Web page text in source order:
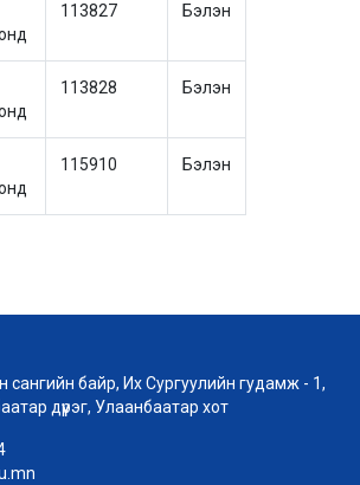
113827 Бэлэн
113828 Бэлэн
115910 Бэлэн
байр, Их Сургуулийн гудамж - 1,
дүүрэг, Улаанбаатар хот